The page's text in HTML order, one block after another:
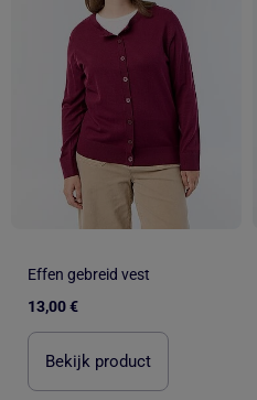
Effen gebreid vest
13,00 €
Bekijk product